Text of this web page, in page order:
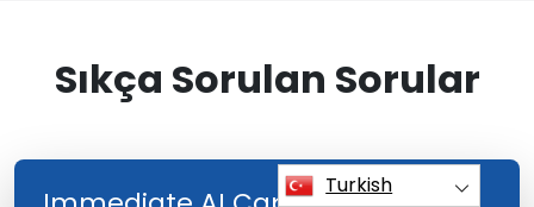
Sıkça Sorulan Sorular
Turkish